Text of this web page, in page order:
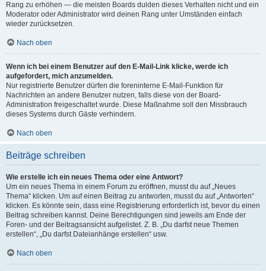
Rang zu erhöhen — die meisten Boards dulden dieses Verhalten nicht und ein
Moderator oder Administrator wird deinen Rang unter Umständen einfach
wieder zurücksetzen.
Nach oben
Wenn ich bei einem Benutzer auf den E-Mail-Link klicke, werde ich
aufgefordert, mich anzumelden.
Nur registrierte Benutzer dürfen die foreninterne E-Mail-Funktion für
Nachrichten an andere Benutzer nutzen, falls diese von der Board-
Administration freigeschaltet wurde. Diese Maßnahme soll den Missbrauch
dieses Systems durch Gäste verhindern.
Nach oben
Beiträge schreiben
Wie erstelle ich ein neues Thema oder eine Antwort?
Um ein neues Thema in einem Forum zu eröffnen, musst du auf „Neues
Thema“ klicken. Um auf einen Beitrag zu antworten, musst du auf „Antworten“
klicken. Es könnte sein, dass eine Registrierung erforderlich ist, bevor du einen
Beitrag schreiben kannst. Deine Berechtigungen sind jeweils am Ende der
Foren- und der Beitragsansicht aufgelistet. Z. B. „Du darfst neue Themen
erstellen“, „Du darfst Dateianhänge erstellen“ usw.
Nach oben